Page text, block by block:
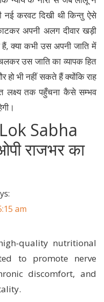
नई करवट दिखी थी किन्तु ऐसे
अपनी अलग दीवार खड़ी
क्या कभी उस अपनी जाति में
उस जाति का व्यापक हित
हो भी नहीं सकते हैं क्योंकि राह
लक्ष्य तक पहुँचना कैसे सम्भव
Lok Sabha
राजभर का
am
quality nutritional
to promote nerve
discomfort, and